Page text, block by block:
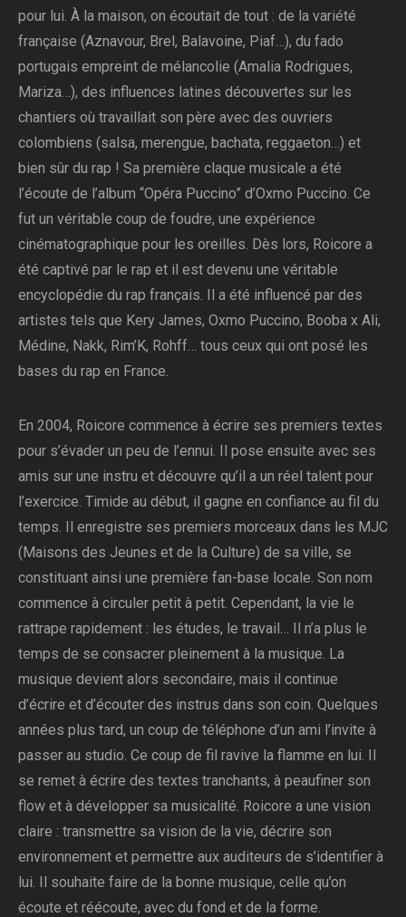
pour lui. À la maison, on écoutait de tout : de la variété
française (Aznavour, Brel, Balavoine, Piaf…), du fado
portugais empreint de mélancolie (Amalia Rodrigues,
Mariza…), des influences latines découvertes sur les
chantiers où travaillait son père avec des ouvriers
colombiens (salsa, merengue, bachata, reggaeton…) et
bien sûr du rap ! Sa première claque musicale a été
l’écoute de l’album “Opéra Puccino” d’Oxmo Puccino. Ce
fut un véritable coup de foudre, une expérience
cinématographique pour les oreilles. Dès lors, Roicore a
été captivé par le rap et il est devenu une véritable
encyclopédie du rap français. Il a été influencé par des
artistes tels que Kery James, Oxmo Puccino, Booba x Ali,
Médine, Nakk, Rim’K, Rohff… tous ceux qui ont posé les
bases du rap en France.
En 2004, Roicore commence à écrire ses premiers textes
pour s’évader un peu de l’ennui. Il pose ensuite avec ses
amis sur une instru et découvre qu’il a un réel talent pour
l’exercice. Timide au début, il gagne en confiance au fil du
temps. Il enregistre ses premiers morceaux dans les MJC
(Maisons des Jeunes et de la Culture) de sa ville, se
constituant ainsi une première fan-base locale. Son nom
commence à circuler petit à petit. Cependant, la vie le
rattrape rapidement : les études, le travail… Il n’a plus le
temps de se consacrer pleinement à la musique. La
musique devient alors secondaire, mais il continue
d’écrire et d’écouter des instrus dans son coin. Quelques
années plus tard, un coup de téléphone d’un ami l’invite à
passer au studio. Ce coup de fil ravive la flamme en lui. Il
se remet à écrire des textes tranchants, à peaufiner son
flow et à développer sa musicalité. Roicore a une vision
claire : transmettre sa vision de la vie, décrire son
environnement et permettre aux auditeurs de s’identifier à
lui. Il souhaite faire de la bonne musique, celle qu’on
écoute et réécoute, avec du fond et de la forme.